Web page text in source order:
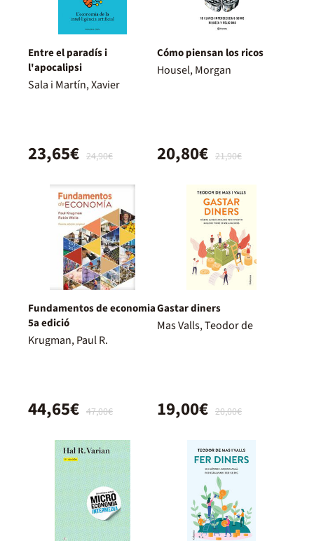
Entre el paradís i
l'apocalipsi
Sala i Martín, Xavier
24,90€
23,65€
Cómo piensan los ricos
Housel, Morgan
21,90€
20,80€
Fundamentos de economia
5a edició
Krugman, Paul R.
47,00€
44,65€
Gastar diners
Mas Valls, Teodor de
20,00€
19,00€